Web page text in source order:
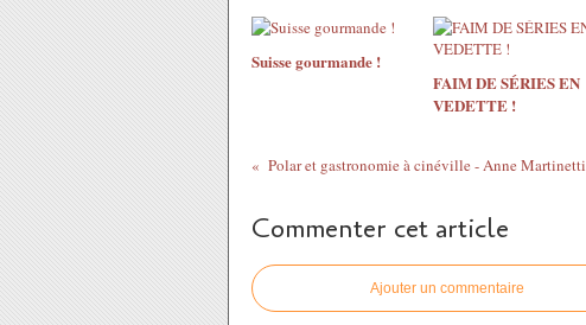
Suisse gourmande !
FAIM DE SÉRIES EN
VEDETTE !
Polar et gastronomie à cinéville - Anne Martinetti
Commenter cet article
Ajouter un commentaire